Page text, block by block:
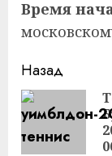
Время
чтение
Назад